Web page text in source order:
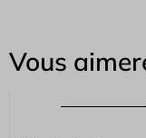
Vous